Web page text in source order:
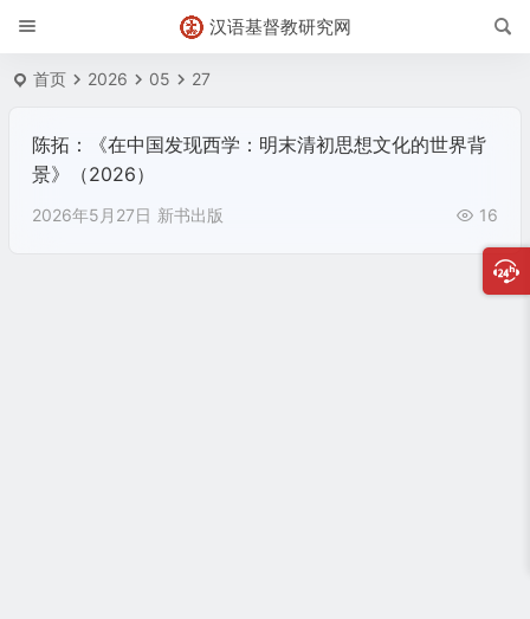
汉语基督教研究网
首页 2026 05 27
陈拓：《在中国发现西学：明末清初思想文化的世界背
景》（2026）
2026年5月27日 新书出版 16